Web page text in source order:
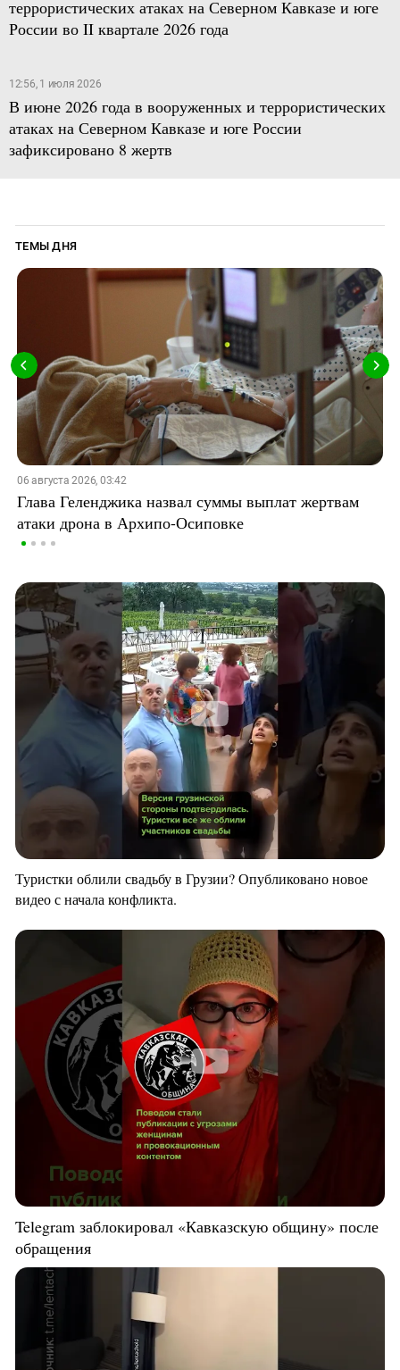
террористических атаках на Северном Кавказе и юге
России во II квартале 2026 года
12:56, 1 июля 2026
В июне 2026 года в вооруженных и террористических
атаках на Северном Кавказе и юге России
зафиксировано 8 жертв
ТЕМЫ ДНЯ
06 августа 2026, 03:42
Глава Геленджика назвал суммы выплат жертвам
атаки дрона в Архипо-Осиповке
Туристки облили свадьбу в Грузии? Опубликовано новое
видео с начала конфликта.
Telegram заблокировал «Кавказскую общину» после
обращения